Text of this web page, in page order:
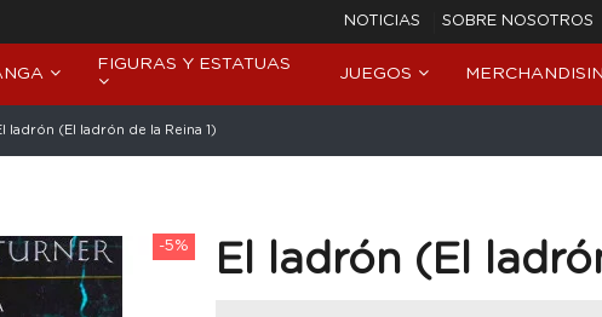
NOTICIAS SOBRE NOSOTROS
FIGURAS Y ESTATUAS
JUEGOS
ladrón (El ladrón de la Reina 1)
-5% El ladrón (El